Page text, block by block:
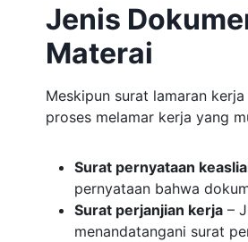
Jenis
Materai
Meskipun surat lamaran
proses melamar kerja yang
Surat pernyataan
pernyataan bahwa
Surat perjanjian kerja –
menandatangani surat